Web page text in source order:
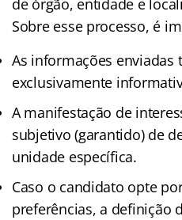
Sobre esse processo, é
As informações enviadas
exclusivamente
A manifestação de
subjetivo (garantido) de
unidade específica.
Caso o candidato opte
preferências, a definição